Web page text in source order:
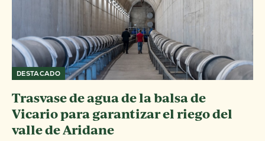
DESTACADO
Trasvase de agua de la balsa de
Vicario para garantizar el riego del
valle de Aridane